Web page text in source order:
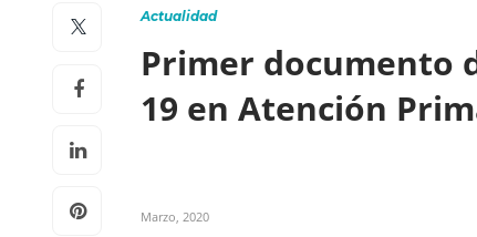
Actualidad
Primer documento
19 en Atención
Marzo, 2020